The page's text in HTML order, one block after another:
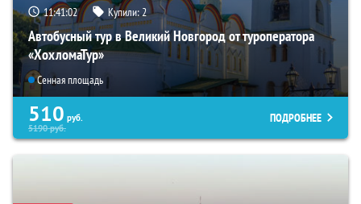
11:41:00 Купили:2
Автобусный тур в Великий Новгород от туроператора
«ХохломаТур»
Сенная площадь
510 руб.
5190руб.
ПОДРОБНЕЕ